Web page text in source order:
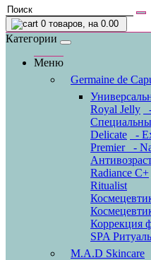
0 товаров, на 0.00
Категории
Меню
Germaine de
Royal Jelly
Delicate
-
Premier
-
Radiance C+
Ritualist
Коррекция
SPA
M.A.D Skincare